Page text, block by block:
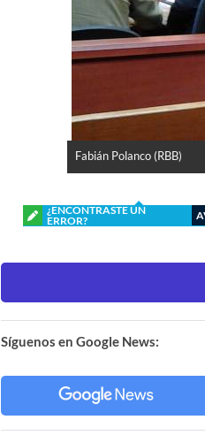
Fabián Polanco (RBB)
¿ENCONTRASTE UN
ERROR?
Síguenos en Google News: